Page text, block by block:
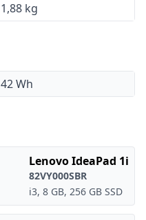
1,88 kg
42 Wh
Lenovo IdeaPad 1i
82VY000SBR
i3, 8 GB, 256 GB SSD